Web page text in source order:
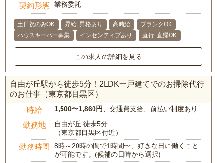
契約形態 業務委託
土日祝のみOK 昇給･昇格あり 高時給
ブランクOK
ハウスキーパー募集
インセンティブあり 直行･直帰OK
この求人の詳細を見る
自由が丘駅から徒歩5分！2LDK一戸建てでのお掃除代行
のお仕事（東京都目黒区）
時給 1,500〜1,860円 、交通費支給、前払い制度あり
勤務地
自由が丘 徒歩5分
（東京都目黒区付近）
勤務時間
8時～20時の間で1時間〜、好きな日に働くこと
が可能です。(候補の日時から選択)